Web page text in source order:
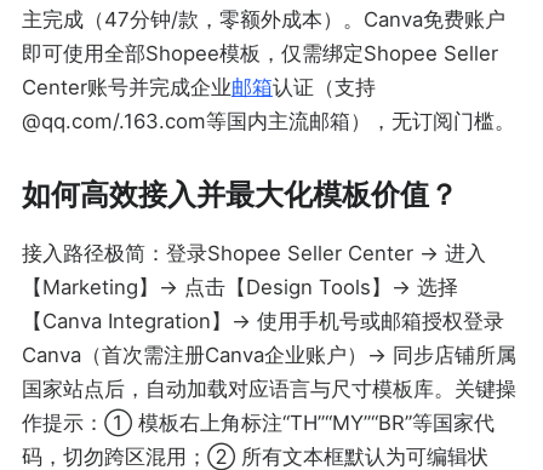
主完成（47分钟/款，零额外成本）。Canva免费账户
即可使用全部Shopee模板，仅需绑定Shopee Seller
Center账号并完成企业邮箱认证（支持
@qq.com/.163.com等国内主流邮箱），无订阅门槛。
如何高效接入并最大化模板价值？
接入路径极简：登录Shopee Seller Center → 进入
【Marketing】→ 点击【Design Tools】→ 选择
【Canva Integration】→ 使用手机号或邮箱授权登录
Canva（首次需注册Canva企业账户）→ 同步店铺所属
国家站点后，自动加载对应语言与尺寸模板库。关键操
作提示：① 模板右上角标注“TH”“MY”“BR”等国家代
码，切勿跨区混用；② 所有文本框默认为可编辑状